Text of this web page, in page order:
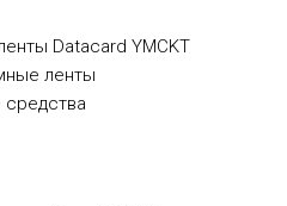
Datacard YMCKT
ленты